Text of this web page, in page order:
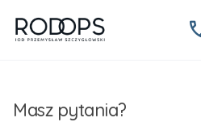
Masz pytania?